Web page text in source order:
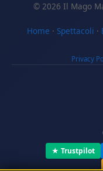
© 2026 Il Mago
Home · Spettacoli ·
Privacy
★ Trustpilot